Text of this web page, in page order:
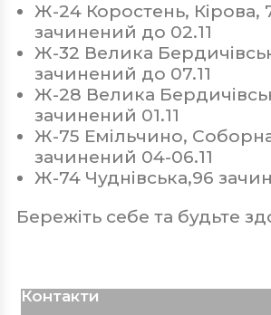
Ж-24 Коростень, Кірова,
зачинений до 02.11
Ж-32 Велика
зачинений до 07.11
Ж-28 Велика
зачинений 01.11
Ж-75 Емільчино,
зачинений 04-06.11
Ж-74 Чуднівська,96
Бережіть себе та будьте
Контакти